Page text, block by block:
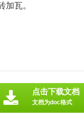
加瓦。
点击下载文档
文档为doc格式